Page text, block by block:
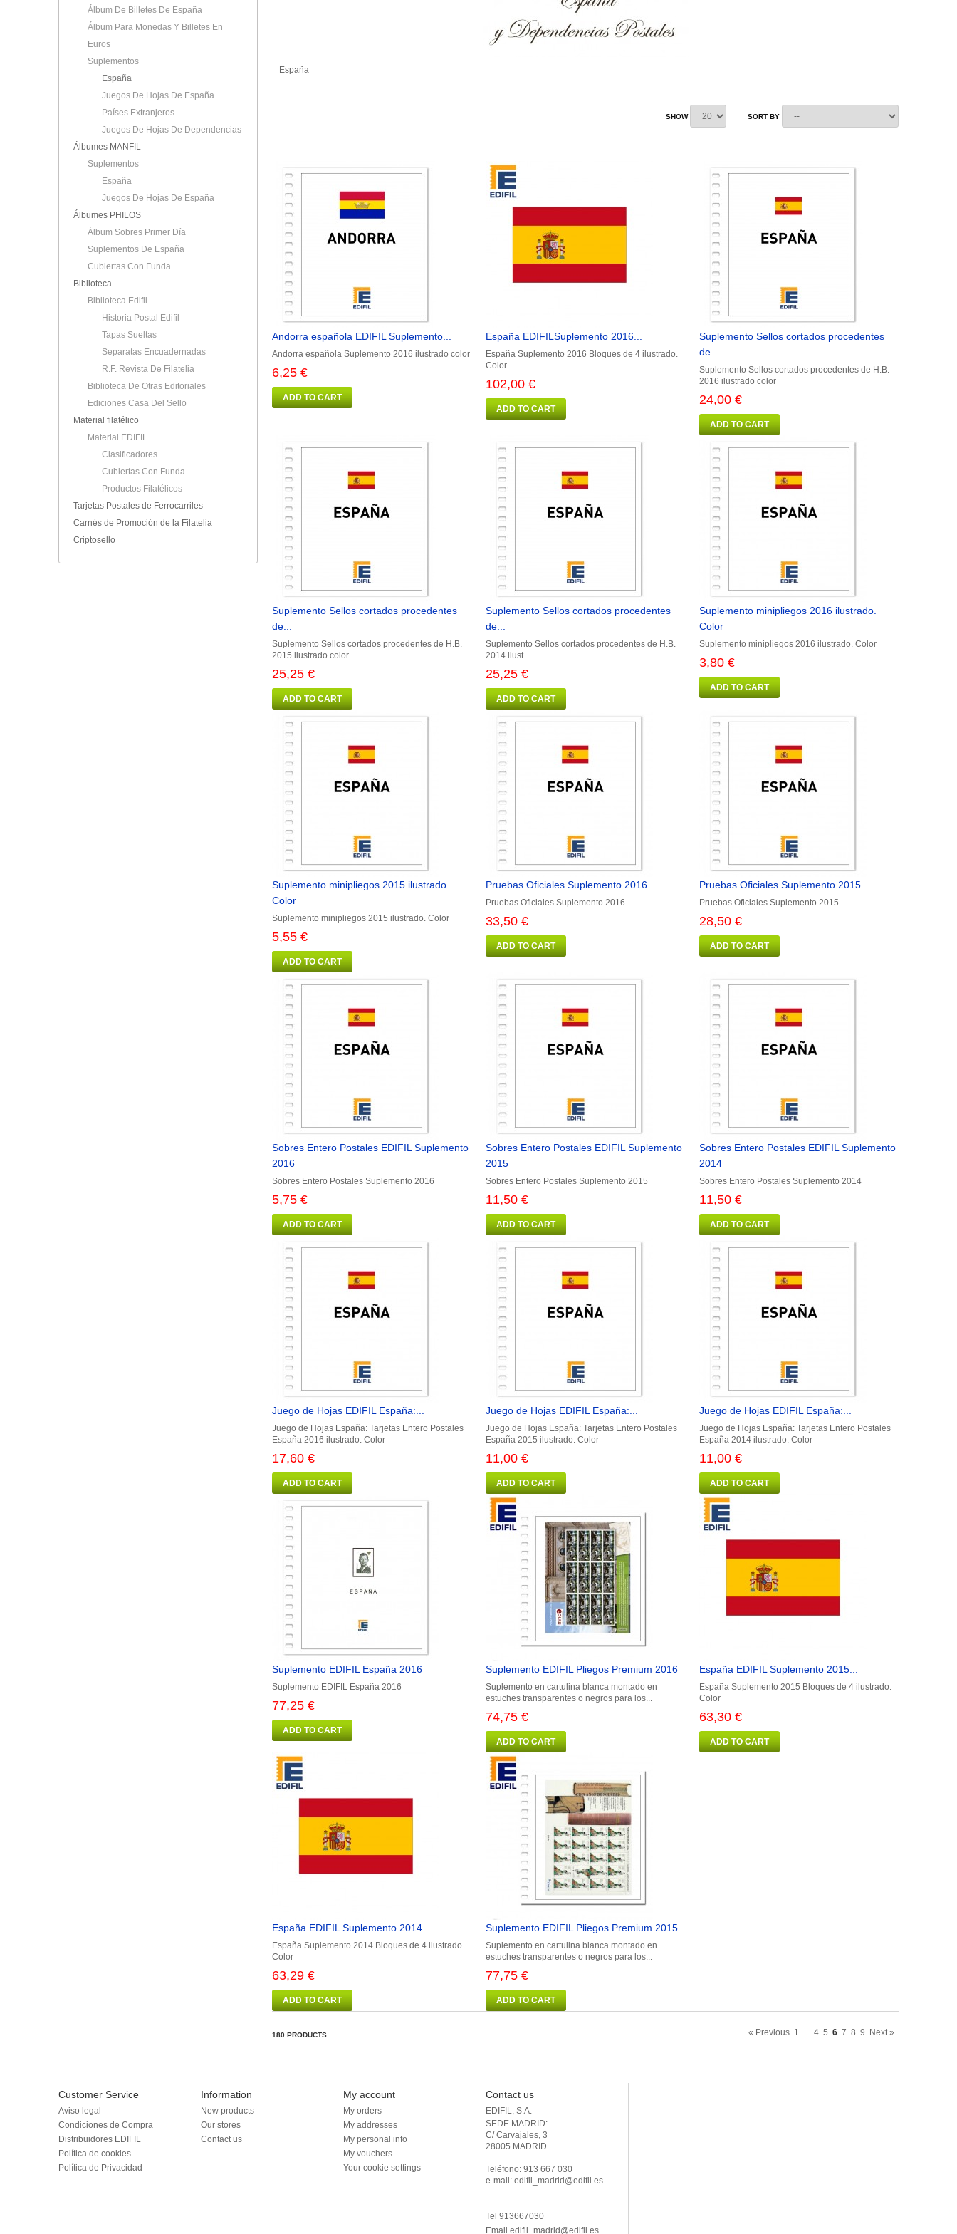
Álbum De Billetes De España
Álbum Para Monedas Y Billetes En
Euros
Suplementos
España
Juegos De Hojas De España
Países Extranjeros
Juegos De Hojas De Dependencias
Álbumes MANFIL
Suplementos
España
Juegos De Hojas De España
Álbumes PHILOS
Álbum Sobres Primer Día
Suplementos De España
Cubiertas Con Funda
Biblioteca
Biblioteca Edifil
Historia Postal Edifil
Tapas Sueltas
Separatas Encuadernadas
R.F. Revista De Filatelia
Biblioteca De Otras Editoriales
Ediciones Casa Del Sello
Material filatélico
Material EDIFIL
Clasificadores
Cubiertas Con Funda
Productos Filatélicos
Tarjetas Postales de Ferrocarriles
Carnés de Promoción de la Filatelia
Criptosello
España
SORT BY
SHOW
Andorra española EDIFIL Suplemento...
Andorra española Suplemento 2016 ilustrado color
6,25 €
ADD TO CART
España EDIFILSuplemento 2016...
España Suplemento 2016 Bloques de 4 ilustrado.
Color
102,00 €
ADD TO CART
Suplemento Sellos cortados procedentes
de...
Suplemento Sellos cortados procedentes de H.B.
2016 ilustrado color
24,00 €
ADD TO CART
Suplemento Sellos cortados procedentes
de...
Suplemento Sellos cortados procedentes de H.B.
2015 ilustrado color
25,25 €
ADD TO CART
Suplemento Sellos cortados procedentes
de...
Suplemento Sellos cortados procedentes de H.B.
2014 ilust.
25,25 €
ADD TO CART
Suplemento minipliegos 2016 ilustrado.
Color
Suplemento minipliegos 2016 ilustrado. Color
3,80 €
ADD TO CART
Suplemento minipliegos 2015 ilustrado.
Color
Suplemento minipliegos 2015 ilustrado. Color
5,55 €
ADD TO CART
Pruebas Oficiales Suplemento 2016
Pruebas Oficiales Suplemento 2016
33,50 €
ADD TO CART
Pruebas Oficiales Suplemento 2015
Pruebas Oficiales Suplemento 2015
28,50 €
ADD TO CART
Sobres Entero Postales EDIFIL Suplemento
2016
Sobres Entero Postales Suplemento 2016
5,75 €
ADD TO CART
Sobres Entero Postales EDIFIL Suplemento
2015
Sobres Entero Postales Suplemento 2015
11,50 €
ADD TO CART
Sobres Entero Postales EDIFIL Suplemento
2014
Sobres Entero Postales Suplemento 2014
11,50 €
ADD TO CART
Juego de Hojas EDIFIL España:...
Juego de Hojas España: Tarjetas Entero Postales
España 2016 ilustrado. Color
17,60 €
ADD TO CART
Juego de Hojas EDIFIL España:...
Juego de Hojas España: Tarjetas Entero Postales
España 2015 ilustrado. Color
11,00 €
ADD TO CART
Juego de Hojas EDIFIL España:...
Juego de Hojas España: Tarjetas Entero Postales
España 2014 ilustrado. Color
11,00 €
ADD TO CART
Suplemento EDIFIL España 2016
Suplemento EDIFIL España 2016
77,25 €
ADD TO CART
Suplemento EDIFIL Pliegos Premium 2016
Suplemento en cartulina blanca montado en
estuches transparentes o negros para los...
74,75 €
ADD TO CART
España EDIFIL Suplemento 2015...
España Suplemento 2015 Bloques de 4 ilustrado.
Color
63,30 €
ADD TO CART
España EDIFIL Suplemento 2014...
España Suplemento 2014 Bloques de 4 ilustrado.
Color
63,29 €
ADD TO CART
Suplemento EDIFIL Pliegos Premium 2015
Suplemento en cartulina blanca montado en
estuches transparentes o negros para los...
77,75 €
ADD TO CART
180 PRODUCTS « Previous 1 ... 4 5 6 7 8 9 Next »
Customer Service
Aviso legal
Condiciones de Compra
Distribuidores EDIFIL
Política de cookies
Política de Privacidad
Information
New products
Our stores
Contact us
My account
My orders
My addresses
My personal info
My vouchers
Your cookie settings
Contact us
EDIFIL, S.A.
SEDE MADRID:
C/ Carvajales, 3
28005 MADRID
Teléfono: 913 667 030
e-mail: edifil_madrid@edifil.es
Tel 913667030
Email edifil_madrid@edifil.es